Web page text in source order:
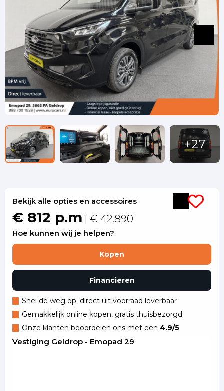
Bekijk alle opties en accessoires
€ 812 p.m | € 42.890
Hoe kunnen wij je helpen?
Kopen
Financieren
Snel de weg op: direct uit voorraad leverbaar
Gemakkelijk online kopen, gratis thuisbezorgd
Onze klanten beoordelen ons met een 4.9/5
Vestiging Geldrop - Emopad 29